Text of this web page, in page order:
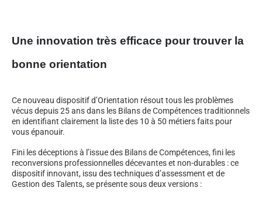
Une innovation très efficace pour trouver la
bonne orientation
Ce nouveau dispositif d’Orientation résout tous les problèmes
vécus depuis 25 ans dans les Bilans de Compétences traditionnels
en identifiant clairement la liste des 10 à 50 métiers faits pour
vous épanouir.
Fini les déceptions à l’issue des Bilans de Compétences, fini les
reconversions professionnelles décevantes et non-durables : ce
dispositif innovant, issu des techniques d’assessment et de
Gestion des Talents, se présente sous deux versions :